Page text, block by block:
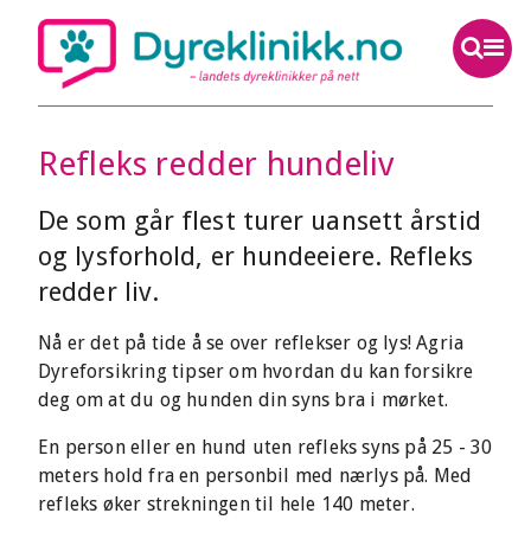
Refleks redder hundeliv
De som går flest turer uansett årstid
og lysforhold, er hundeeiere. Refleks
redder liv.
Nå er det på tide å se over reflekser og lys! Agria
Dyreforsikring tipser om hvordan du kan forsikre
deg om at du og hunden din syns bra i mørket.
En person eller en hund uten refleks syns på 25 - 30
meters hold fra en personbil med nærlys på. Med
refleks øker strekningen til hele 140 meter.